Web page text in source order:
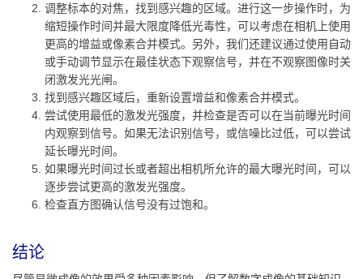
调整标本的对焦，找到感兴趣的区域。进行这一步操作时，为
缩短操作时间并最大限度降低光毒性，可以考虑在相机上使用
更高的增益或像素合并模式。另外，我们还建议通过使用自动
或手动调节显示在最佳状态下观察信号，并在不观察图像时关
闭激发光光闸。
找到感兴趣区域后，重新设置增益和像素合并模式。
尝试使用最低的激发光强度，并检查是否可以在当前曝光时间
内观察到信号。如果无法识别信号，或信噪比过低，可以尝试
延长曝光时间。
如果曝光时间过长或者超出相机所允许的最大曝光时间，可以
逐步尝试更高的激发光强度。
检查直方图确认信号没有过饱和。
结论